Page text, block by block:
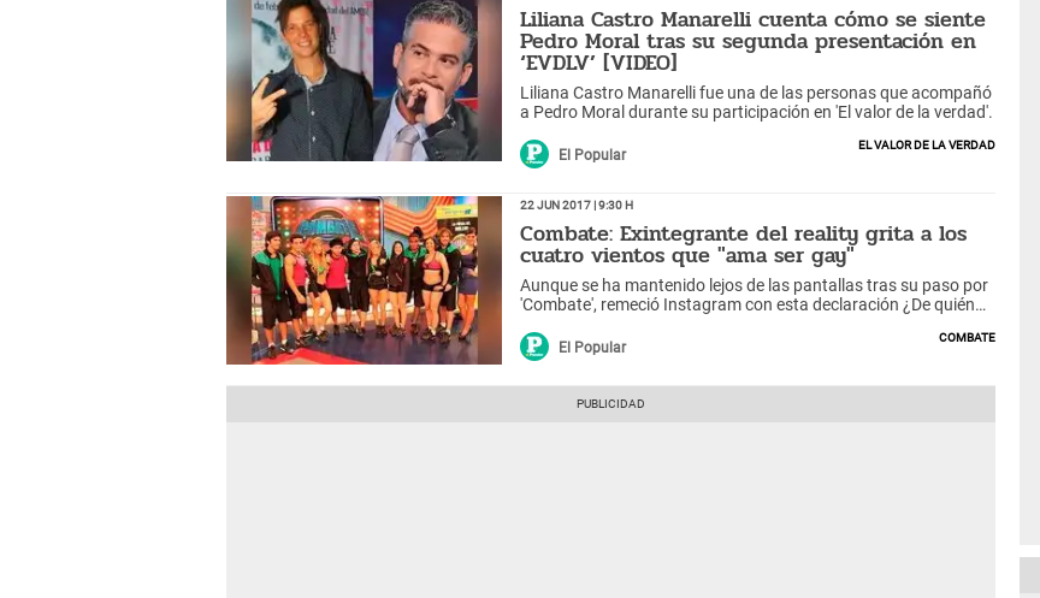
Liliana Castro Manarelli cuenta cómo se siente
Pedro Moral tras su segunda presentación en
‘EVDLV’ [VIDEO]
Liliana Castro Manarelli fue una de las personas que acompañó
a Pedro Moral durante su participación en 'El valor de la verdad'.
El Popular
El valor de la verdad
22 Jun 2017 | 9:30 h
Combate: Exintegrante del reality grita a los
cuatro vientos que "ama ser gay"
Aunque se ha mantenido lejos de las pantallas tras su paso por
'Combate', remeció Instagram con esta declaración ¿De quién
El Popular
Combate